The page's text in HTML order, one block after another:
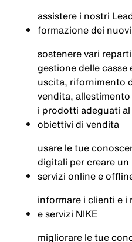
assistere i nostri
formazione dei
sostenere vari
gestione delle casse
uscita, rifornimento
vendita,
i prodotti adeguati
obiettivi di vendita
usare le tue
digitali per creare
servizi online e
informare i clienti e
e servizi NIKE
migliorare le tue